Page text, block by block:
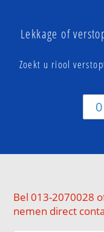
Lekkage of
Zoekt u riool
Bel 013-2070028
nemen direct